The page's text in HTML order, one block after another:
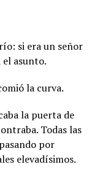
si era un señor
asunto.
la curva.
la puerta de
Todas las
por
elevadísimos.